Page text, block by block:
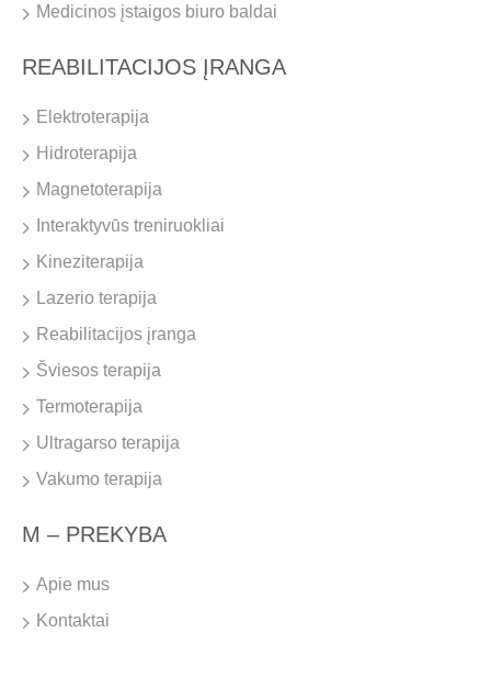
Medicinos įstaigos biuro baldai
REABILITACIJOS ĮRANGA
Elektroterapija
Hidroterapija
Magnetoterapija
Interaktyvūs treniruokliai
Kineziterapija
Lazerio terapija
Reabilitacijos įranga
Šviesos terapija
Termoterapija
Ultragarso terapija
Vakumo terapija
M – PREKYBA
Apie mus
Kontaktai